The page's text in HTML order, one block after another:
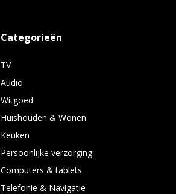
Categorieën
TV
Audio
Witgoed
Huishouden & Wonen
Keuken
Persoonlijke verzorging
Computers & tablets
Telefonie & Navigatie